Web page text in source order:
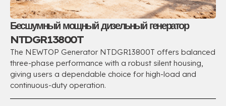
Бесшумный мощный дизельный генератор
NTDGR13800T
The NEWTOP Generator NTDGR13800T offers balanced
three-phase performance with a robust silent housing,
giving users a dependable choice for high-load and
continuous-duty operation.